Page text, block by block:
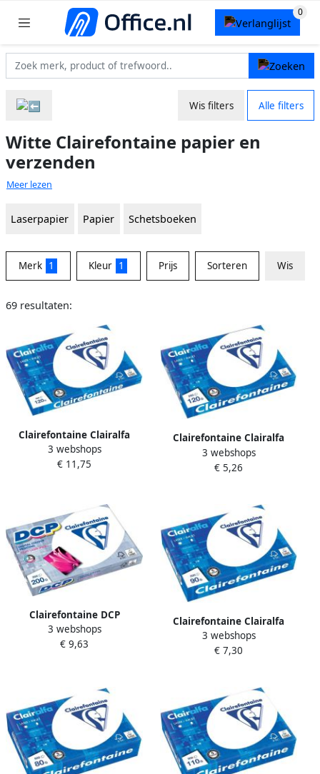
Wis filters Alle filters
Witte Clairefontaine papier en
verzenden
Meer lezen
Laserpapier Papier Schetsboeken
Merk 1 Kleur 1 Prijs Sorteren Wis
69 resultaten:
Clairefontaine Clairalfa
presentatiepapier ft A3 120
g pak van 250 vel
3 webshops
€ 11,75
Clairefontaine Clairalfa
presentatiepapier ft A4 120
g pak van 250 vel
3 webshops
€ 5,26
Clairefontaine DCP
presentatiepapier ft A4 200
g pak van 250 vel
3 webshops
€ 9,63
Clairefontaine Clairalfa
presentatiepapier A4 90 g
pak van 500 vel
3 webshops
€ 7,30